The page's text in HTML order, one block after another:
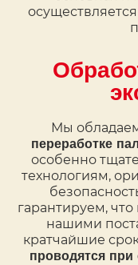
Мы
переработке
особенно
технологиям,
гарантируем,
нашими
кратчайшие
проводятся